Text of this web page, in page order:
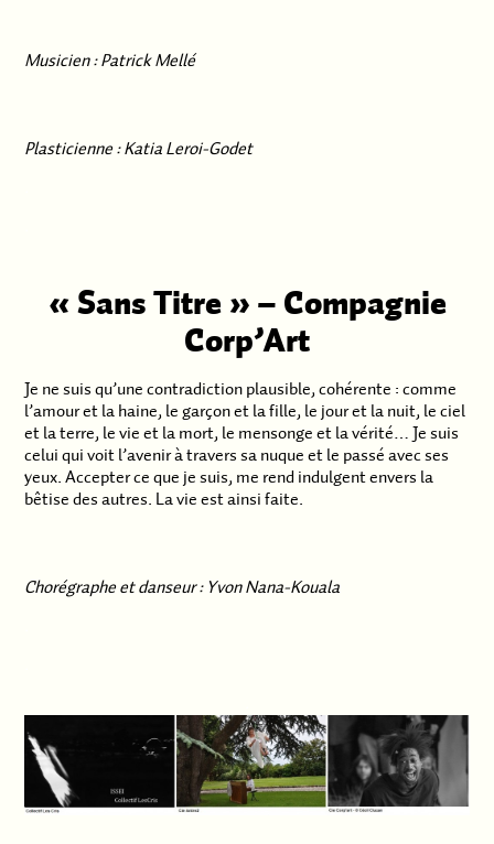
Musicien : Patrick Mellé
Plasticienne : Katia Leroi-Godet
« Sans Titre » – Compagnie
Corp’Art
Je ne suis qu’une contradiction plausible, cohérente : comme
l’amour et la haine, le garçon et la fille, le jour et la nuit, le ciel
et la terre, le vie et la mort, le mensonge et la vérité… Je suis
celui qui voit l’avenir à travers sa nuque et le passé avec ses
yeux. Accepter ce que je suis, me rend indulgent envers la
bêtise des autres. La vie est ainsi faite.
Chorégraphe et danseur : Yvon Nana-Kouala